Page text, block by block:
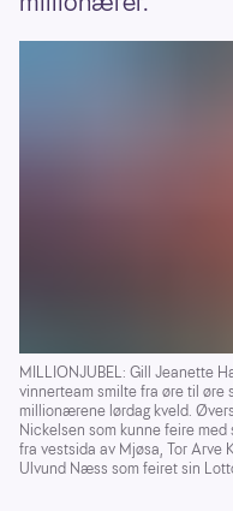
MILLIONJUBEL: Gill Jeanette
vinnerteam smilte fra øre til øre
millionærene lørdag kveld.
Nickelsen som kunne feire
fra vestsida av Mjøsa, Tor Arve
Ulvund Næss som feiret sin